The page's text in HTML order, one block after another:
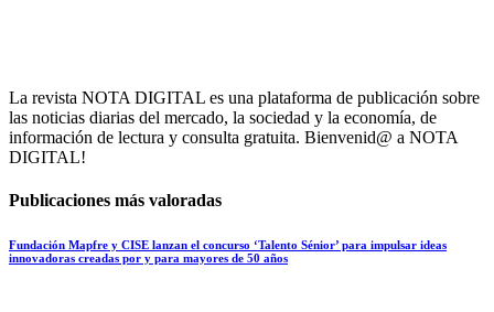
La revista NOTA DIGITAL es una plataforma de publicación sobre
las noticias diarias del mercado, la sociedad y la economía, de
información de lectura y consulta gratuita. Bienvenid@ a NOTA
DIGITAL!
Publicaciones más valoradas
Fundación Mapfre y CISE lanzan el concurso ‘Talento Sénior’ para impulsar ideas
innovadoras creadas por y para mayores de 50 años